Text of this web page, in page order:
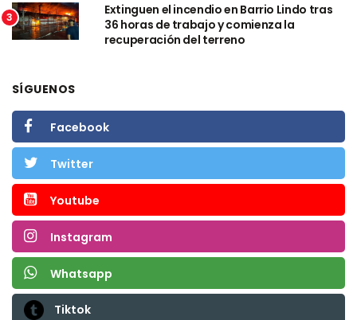
3
Extinguen el incendio en Barrio Lindo tras
36 horas de trabajo y comienza la
recuperación del terreno
SÍGUENOS
Facebook
Twitter
Youtube
Instagram
Whatsapp
Tiktok